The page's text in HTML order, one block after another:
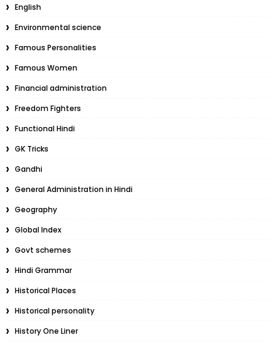
English
Environmental science
Famous Personalities
Famous Women
Financial administration
Freedom Fighters
Functional Hindi
GK Tricks
Gandhi
General Administration in Hindi
Geography
Global Index
Govt schemes
Hindi Grammar
Historical Places
Historical personality
History One Liner